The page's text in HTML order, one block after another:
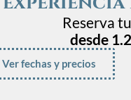
Reserva
desde
Ver fechas y precios